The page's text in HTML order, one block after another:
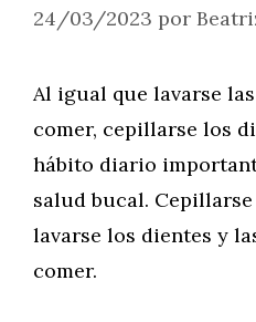
24/03/2023 por
Al igual que lavarse
comer, cepillarse los
hábito diario
salud bucal.
lavarse los dientes y
comer.